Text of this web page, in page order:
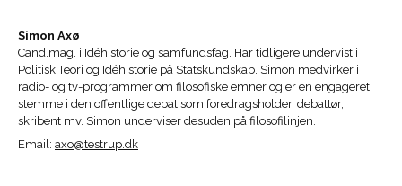
Simon Axø
Cand.mag. i Idéhistorie og samfundsfag. Har tidligere undervist i
Politisk Teori og Idéhistorie på Statskundskab. Simon medvirker i
radio- og tv-programmer om filosofiske emner og er en engageret
stemme i den offentlige debat som foredragsholder, debattør,
skribent mv. Simon underviser desuden på filosofilinjen.
Email: axo@testrup.dk